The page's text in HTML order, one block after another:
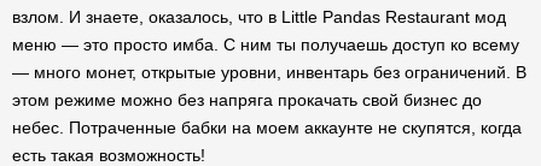
взлом. И знаете, оказалось, что в Little Pandas Restaurant мод
меню — это просто имба. С ним ты получаешь доступ ко всему
— много монет, открытые уровни, инвентарь без ограничений. В
этом режиме можно без напряга прокачать свой бизнес до
небес. Потраченные бабки на моем аккаунте не скупятся, когда
есть такая возможность!